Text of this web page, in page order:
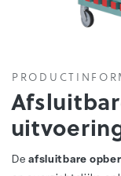
Deafsluitbare